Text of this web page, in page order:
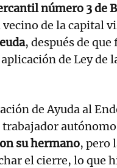
número 3 de
de la capital
, después de
de Ley de
de Ayuda al
su hermano, pero
el cierre, lo que